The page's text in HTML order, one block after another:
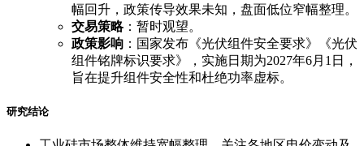
幅回升，政策传导效果未知，盘面低位窄幅整理。
交易策略：暂时观望。
政策影响 ：国家发布《光伏组件安全要求》《光伏
组件铭牌标识要求》，实施日期为2027年6月1日，
旨在提升组件安全性和杜绝功率虚标。
研究结论